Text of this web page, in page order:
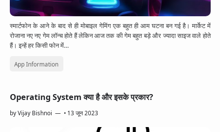
स्मार्टफोन के आने के बाद से ही मोबाइल गेमिंग एक बहुत ही आम घटना बन गई है। मार्केट में
रोजाना नए नए गेम लॉन्च होते हैं लेकिन आज तक की गेम बहुत बड़े और ज्यादा साइज वाले होते
हैं। इन्हें हर किसी फोन में…
App Information
Operating System क्या है और इसके प्रकार?
byVijay Bishnoi • 13 जून 2023